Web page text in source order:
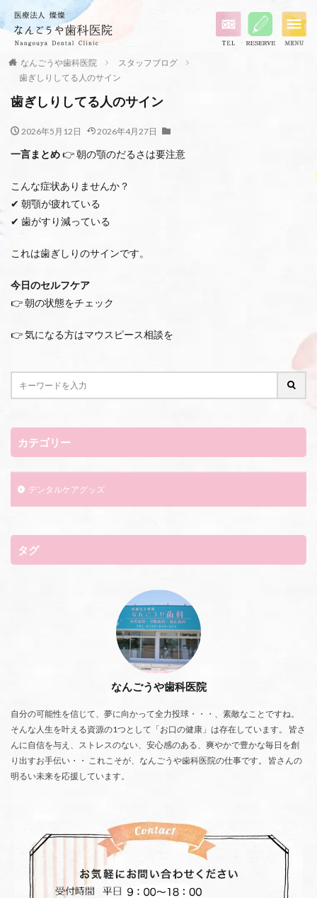
なんごうや歯科医院
スタッフブログ
歯ぎしりしてる人のサイン
歯ぎしりしてる人のサイン
2026年5月12日 2026年4月27日
一言まとめ👉 朝の顎のだるさは要注意
こんな症状ありませんか？
✔ 朝顎が疲れている
✔ 歯がすり減っている
これは歯ぎしりのサインです。
今日のセルフケア
👉 朝の状態をチェック
👉 気になる方はマウスピース相談を
カテゴリー
デンタルケアグッズ
タグ
なんごうや歯科医院
自分の可能性を信じて、夢に向かって全力投球・・・、素敵なことですね。
そんな人生を叶える資源の1つとして「お口の健康」は存在しています。 皆さ
んに自信を与え、ストレスのない、安心感のある、爽やかで豊かな毎日を創
り出すお手伝い・・ これこそが、なんごうや歯科医院の仕事です。 皆さんの
明るい未来を応援しています。